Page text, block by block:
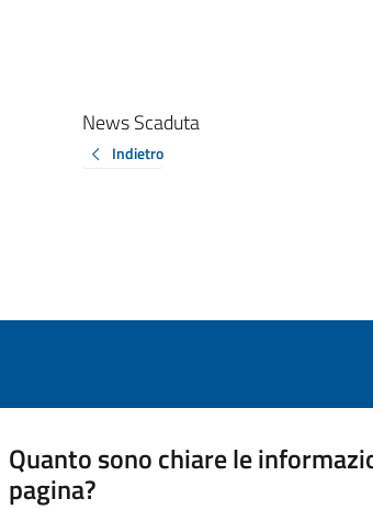
News Scaduta
Indietro
Quanto sono chiare le
pagina?